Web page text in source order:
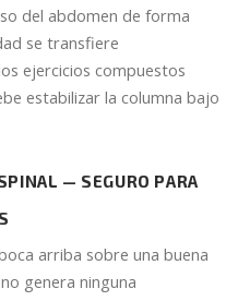
del abdomen de forma
se transfiere
ejercicios compuestos
estabilizar la columna bajo
— SEGURO PARA
arriba sobre una buena
genera ninguna